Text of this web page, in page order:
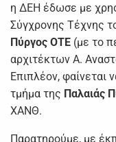
η ΔΕΗ έδωσε με
Σύγχρονης Τέχνης
Πύργος ΟΤΕ (με το
αρχιτέκτων Α.
Επιπλέον, φαίνεται
τμήμα της Παλαιάς
ΧΑΝΘ.
Παρατηρούμε, με